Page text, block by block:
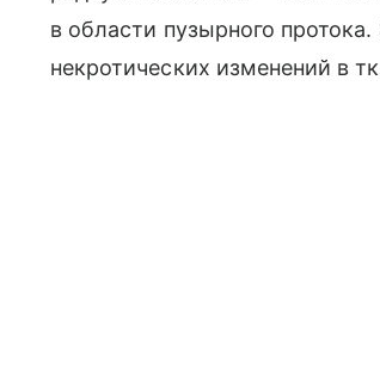
в области пузырного
некротических изменений в